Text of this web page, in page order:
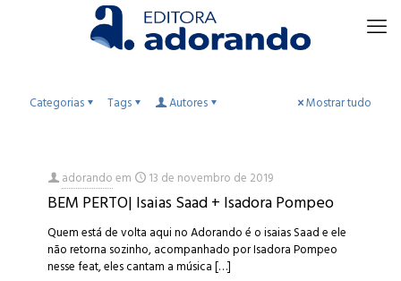
Categorias Tags Autores Mostrar tudo
adorandoem 13 de novembro de 2019
BEM PERTO| Isaias Saad + Isadora Pompeo
Quem está de volta aqui no Adorando é o isaias Saad e ele
não retorna sozinho, acompanhado por Isadora Pompeo
nesse feat, eles cantam a música[…]